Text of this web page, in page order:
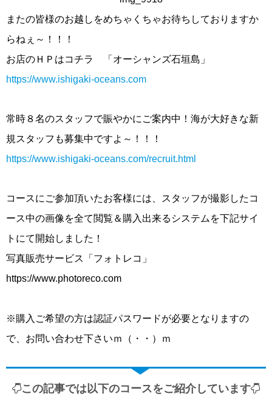
またの皆様のお越しをめちゃくちゃお待ちしておりますか
らねぇ～！！！
お店のＨＰはコチラ 「オーシャンズ石垣島」
https://www.ishigaki-oceans.com
常時８名のスタッフで賑やかにご案内中！海が大好きな新
規スタッフも募集中ですよ～！！！
https://www.ishigaki-oceans.com/recruit.html
コースにご参加頂いたお客様には、スタッフが撮影したコ
ース中の画像を全て閲覧＆購入出来るシステムを下記サイ
トにて開始しました！
写真販売サービス「フォトレコ」
https://www.photoreco.com
※購入ご希望の方は認証パスワードが必要となりますの
で、お問い合わせ下さいｍ（・・）ｍ
この記事では以下のコースをご紹介しています